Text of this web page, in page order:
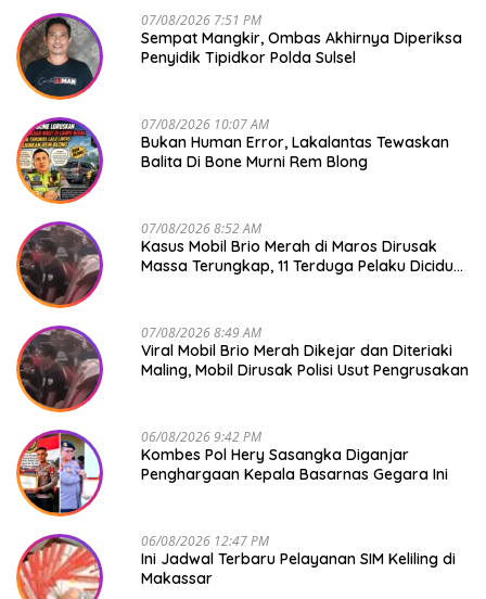
07/08/2026 7:51 PM
Sempat Mangkir, Ombas Akhirnya Diperiksa
Penyidik Tipidkor Polda Sulsel
07/08/2026 10:07 AM
Bukan Human Error, Lakalantas Tewaskan
Balita Di Bone Murni Rem Blong
07/08/2026 8:52 AM
Kasus Mobil Brio Merah di Maros Dirusak
Massa Terungkap, 11 Terduga Pelaku Diciduk
07/08/2026 8:49 AM
Viral Mobil Brio Merah Dikejar dan Diteriaki
Maling, Mobil Dirusak Polisi Usut Pengrusakan
06/08/2026 9:42 PM
Kombes Pol Hery Sasangka Diganjar
Penghargaan Kepala Basarnas Gegara Ini
06/08/2026 12:47 PM
Ini Jadwal Terbaru Pelayanan SIM Keliling di
Makassar